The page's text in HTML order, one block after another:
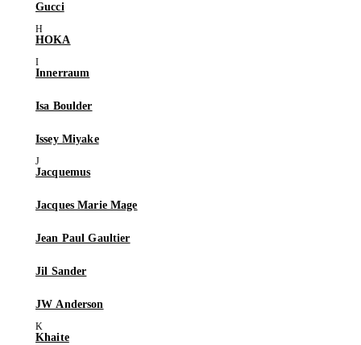
Gucci
HOKA
Innerraum
Isa Boulder
Issey Miyake
Jacquemus
Jacques Marie Mage
Jean Paul Gaultier
Jil Sander
JW Anderson
Khaite